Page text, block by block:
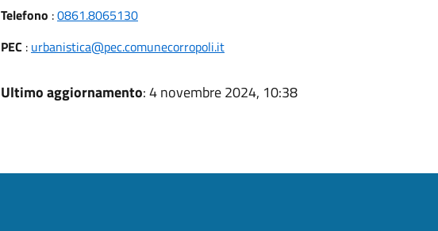
Telefono :0861.8065130
PEC : urbanistica@pec.comunecorropoli.it
Ultimo aggiornamento: 4 novembre 2024, 10:38